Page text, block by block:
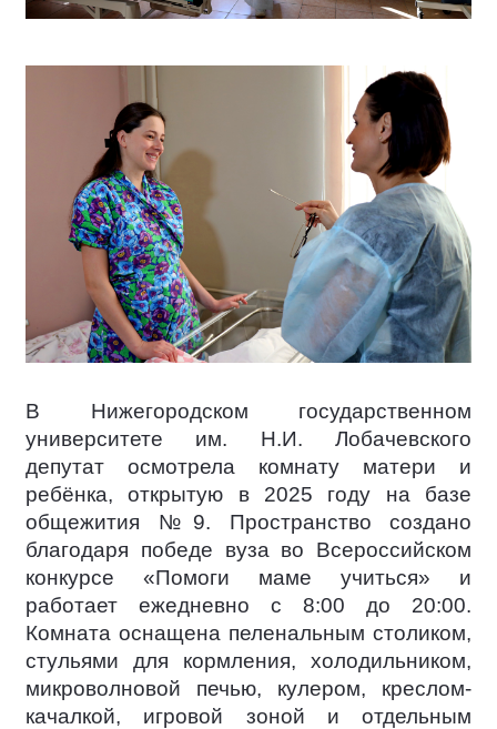
В Нижегородском государственном
университете им. Н.И. Лобачевского
депутат осмотрела комнату матери и
ребёнка, открытую в 2025 году на базе
общежития №9. Пространство создано
благодаря победе вуза во Всероссийском
конкурсе «Помоги маме учиться» и
работает ежедневно с 8:00 до 20:00.
Комната оснащена пеленальным столиком,
стульями для кормления, холодильником,
микроволновой печью, кулером, креслом-
качалкой, игровой зоной и отдельным